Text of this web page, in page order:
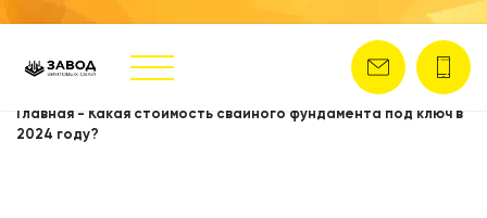
Главная - Какая стоимость свайного фундамента под ключ в
2024 году?